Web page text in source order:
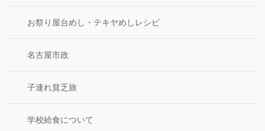
お祭り屋台めし・テキヤめしレシピ
名古屋市政
子連れ貧乏旅
学校給食について